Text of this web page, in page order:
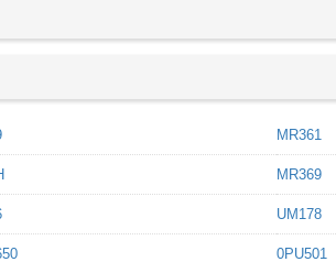
MR361
MR369
UM178
0PU501